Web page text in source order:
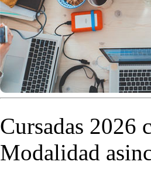
Cursadas 2026
Modalidad